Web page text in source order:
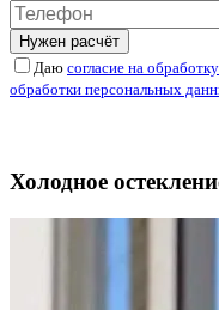
Нужен расчёт
Даю согласие на
обработки персональных
Холодное